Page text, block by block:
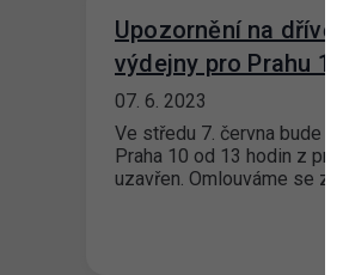
Upozornění na
výdejny pro Prahu 10
07. 6. 2023
Ve středu 7. června bude
Praha 10 od 13 hodin z
uzavřen. Omlouváme se za…